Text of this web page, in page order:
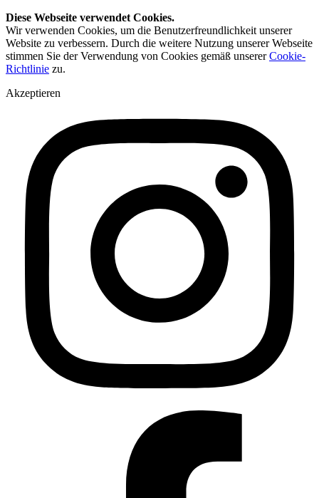
Diese Webseite verwendet Cookies.
Wir verwenden Cookies, um die Benutzerfreundlichkeit unserer
Website zu verbessern. Durch die weitere Nutzung unserer Webseite
stimmen Sie der Verwendung von Cookies gemäß unsererCookie-
Richtlinie zu.
Akzeptieren